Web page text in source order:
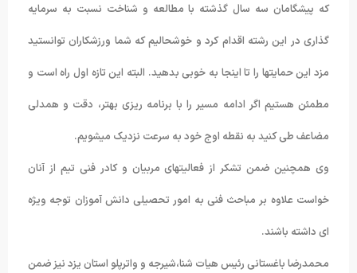
که پیشگامان سه سال گذشته با مطالعه و شناخت نسبت به سرمایه
گذاری در این رشته اقدام کرد و خوشحالیم که شما ورزشکاران توانستید
مزد این حمایتها را تا اینجا به خوبی بدهید. البته این تازه اول راه است و
مطمئن هستیم اگر ادامه مسیر را با برنامه ریزی بهتر، دقت و همدلی
مضاعف طی کنید به نقطه اوج خود به سرعت نزدیک میشویم.
وی همچنین ضمن تشکر از فعالیتهای مربیان و کادر فنی تیم از آنان
خواست علاوه بر مباحث فنی به امور تحصیلی دانش آموزان توجه ویژه
ای داشته باشند.
محمدرضا باغستانی رئیس هیات شنا،شیرجه و واترپلو استان یزد نیز ضمن